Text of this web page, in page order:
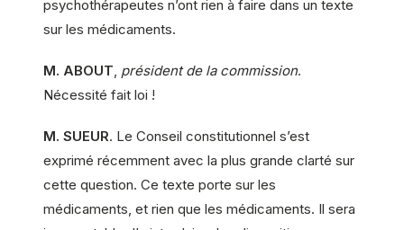
psychothérapeutes n’ont rien à faire dans un texte
sur les médicaments.
M. ABOUT, président de la commission.
Nécessité fait loi !
M. SUEUR. Le Conseil constitutionnel s’est
exprimé récemment avec la plus grande clarté sur
cette question. Ce texte porte sur les
médicaments, et rien que les médicaments. Il sera